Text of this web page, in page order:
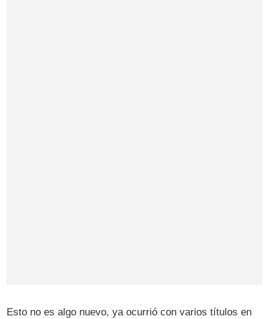
Esto no es algo nuevo, ya ocurrió con varios títulos en